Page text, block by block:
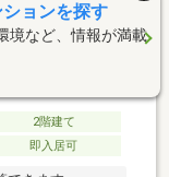
2階建て
即入居可
ョンを探す
境など、情報が満載